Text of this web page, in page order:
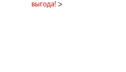
выгода! >